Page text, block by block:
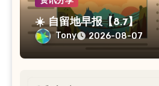
☀️ 自留地早报【8.7】
Tony 2026-08-07